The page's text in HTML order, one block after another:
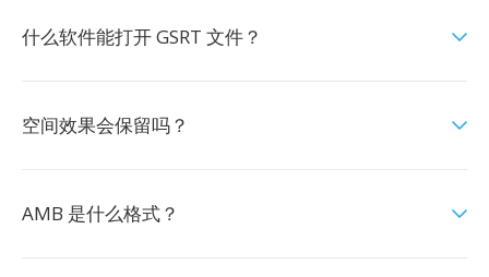
什么软件能打开 GSRT 文件？
空间效果会保留吗？
AMB 是什么格式？